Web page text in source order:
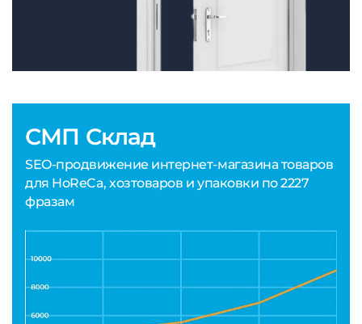
СМП Склад
SEO-продвижение интернет-магазина товаров
для HoReCa, хозтоваров и упаковки по 2227
фразам